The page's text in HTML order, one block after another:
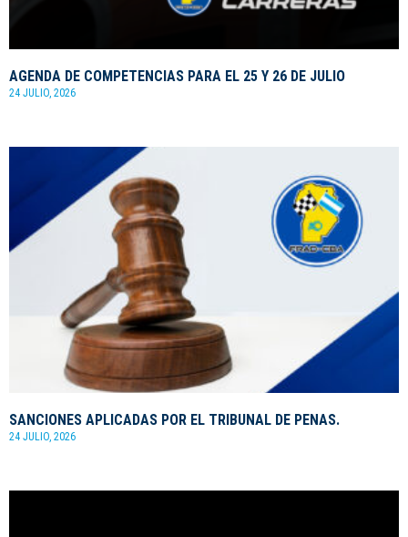
AGENDA DE COMPETENCIAS PARA EL 25 Y 26 DE JULIO
24 JULIO, 2026
SANCIONES APLICADAS POR EL TRIBUNAL DE PENAS.
24 JULIO, 2026